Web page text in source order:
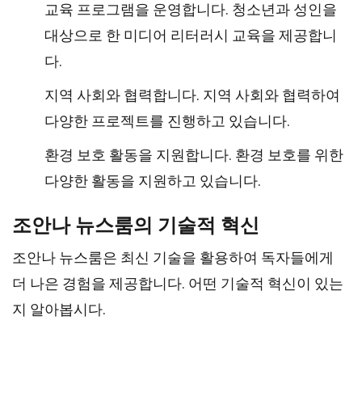
교육 프로그램을 운영합니다. 청소년과 성인을
대상으로 한 미디어 리터러시 교육을 제공합니
다.
지역 사회와 협력합니다. 지역 사회와 협력하여
다양한 프로젝트를 진행하고 있습니다.
환경 보호 활동을 지원합니다. 환경 보호를 위한
다양한 활동을 지원하고 있습니다.
조안나 뉴스룸의 기술적 혁신
조안나 뉴스룸은 최신 기술을 활용하여 독자들에게
더 나은 경험을 제공합니다. 어떤 기술적 혁신이 있는
지 알아봅시다.